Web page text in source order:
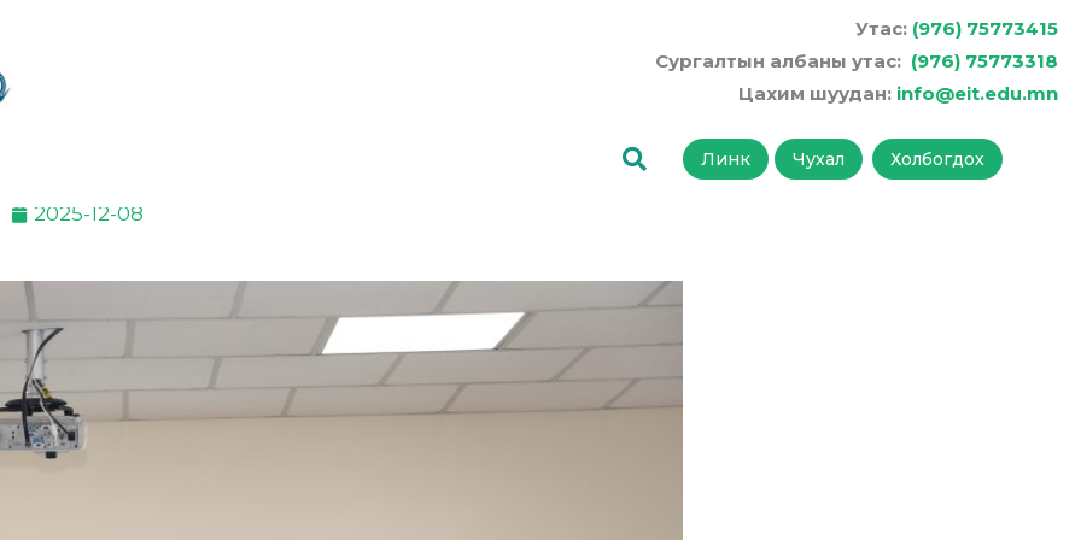
Утас: (976) 75773415
Сургалтын албаны утас: (976) 75773318
Цахим шуудан: info@eit.edu.mn
Линк Чухал Холбогдох
2025-12-08